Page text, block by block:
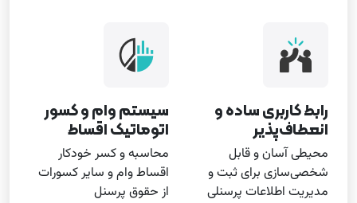
رابط کاربری ساده و
انعطاف‌پذیر‌
محیطی آسان و قابل
شخصی‌سازی برای ثبت و
مدیریت اطلاعات پرسنلی
سیستم وام و کسور
اتوماتیک اقساط
محاسبه و کسر خودکار
اقساط وام و سایر کسورات
از حقوق پرسنل